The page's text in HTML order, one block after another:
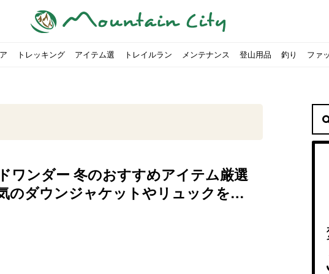
のテント7選をご紹介！
め5選】選び方や注意点・お手入れ方法を解説
【最強の保冷剤5選】保冷剤の役割や選び方・効率的な冷やし方を覚えよう！
【お得にキャンプ用品を購入】キャンプ用
マクラ
ンプ女子Kajoが洗ってみた！
雲ノ平へ！【ソロキャンプや登山に】湯切り不要パスタの作り方！深型ソロクッカーでも
有名なクラシックルート「北鎌尾根」から槍
【八ヶ
品をご紹介
アの魅力と使い方｜人気おすすめモデル5選
キャンプ・ハイキング用ヘッドライトを選ぶ4つのポイントとジェントスおす
防水？非防水？トレイルランニングシュー
カリマ
ズをご紹介
ントで揃えよう！種類別で人気アイテムを紹介！
【山岳四団体声明発表】なぜ今、登山やクライミングを自粛すべきなのか？
初めてのボルダリングシューズならスポル
クライ
』の作り方
んに教わる！『本格マルゲリータピザ』の作り方
パティシエキャンパーSakiさんに教わる！『モッツァレラチーズ』の作り方
パティシエキャンパーSakiさんに教わる！
食うか
トレッキング
テント泊登山、赤岳〜横岳〜硫黄岳の縦走コースをご紹介
北八ヶ岳池めぐり山行コース解説。日帰り可能なプランをご紹介
日本向けに作られた『アクシーズクイン』
【コス
アイテム選
方法
おすすめなものはどれ？特徴も合わせて解説！
ふるさと納税で焚き火台が手に入る？初心者でも手続きはカンタン！
日本向けに作られた『アクシーズクイン』
【コス
トレイルラン
を始めたワケとは？
フスキンの魅力と用途別おすすめリュック9選
防水？非防水？トレイルランニングシューズはどちらを選ぶべき？｜サロモン
トレイルランニングを安全に楽しむために
トレラ
メンテナンス
得な入手方法も
ールを用途別で紹介！人生の相棒を見つけよう！
登山用リュックならグレゴリー！選ぶポイントと容量別おすすめモデルを解説
アウトドアの水筒ならサーモス！用途別お
【こず
登山用品
ズをご紹介
すめウェア8選！防虫, 防水, カメラ用を解説
ヒルバーグのテントは用途に合わせてレーベルで選ぶ！おすすめテント10選
DDタープ全17モデルのスペックを比較！人
クライ
釣り
最初の装備は重かった」
こにある！料理も魅力の「源流居酒屋よーこ」チャンネル徹底取材！
【#STAY HOME】釣りに行けないから、家で魚を捌いてみよう
初めてのウキフカセ釣り【Kajoの体験レポー
アジン
ファ
ンプ女子Kajoが洗ってみた！
ーズクイン』、人気の理由とおすすめウェアを紹介
フォックスファイヤーのおすすめウェア8選！防虫, 防水, カメラ用を解説
【山でも街でも】ジャックウルフスキンの
ティー
居酒屋よーこ」チャンネル徹底取材！
んに教わる！『濃厚蒸しショコラ』の作り方
【#STAY HOME】お家でアウトドア気分〜ホットサンド編〜
海外のキャンプってどんな感じなの？いま
パティ
フライパン「ごちそうレシピ」
切り不要パスタの作り方！深型ソロクッカーでも作れるおすすめレシピをご紹介
パティシエキャンパーSakiさんに教わる！『濃厚蒸しショコラ』の作り方
パティシエキャンパーSakiさんに教わる！
パティ
らか『手作り豆腐』の作り方
に教わる！カリッ・ジュワ・トロ〜『ミルクティーフレンチトースト』の作り方
パティシエキャンパーSakiさんに教わる！おかずにも酒の肴にも最高！ほかほ
パティシエキャンパーSakiさんに教わる！
パティ
鎌尾根」から槍ヶ岳へ！
登山女子Kajoの自粛明け登山企画vol.2〜初秋の黒岳編〜
山頂まで2時間で富士山を拝める！山梨県の
積雪期の
を突破！
！権利を放棄できる？
山を買ってレジャーを楽しみたい！山の値段相場や売買の注意点について
農地の売買は簡単にはできない！売却する
キャン
ャンプに最適なテント5選
者におすすめ！3つの理由, 選び方, おすすめモデル
【お手頃キャンピングカー紹介】Japan CampingCar Show 2020に参加してき
【体験談】上野から1時間半！レストハウス
一生物
猫島に行ってみた
【こずチャンネル】使わなくなったキャンプ道具の行方！【初心者の失敗】
伊王島にある高規格リゾート地に行ってみた
ピコグリ
アウトドア用品をマウンガで高価買取する方法
2018年夏｜マウンテンシティインスタフォトコンテスト開催！
キャンプ女子Kajoが行く！〜フランス・ボ
ベラン
ワンダー 冬のおすすめアイテム厳選
のダウンジャケットやリュックを紹